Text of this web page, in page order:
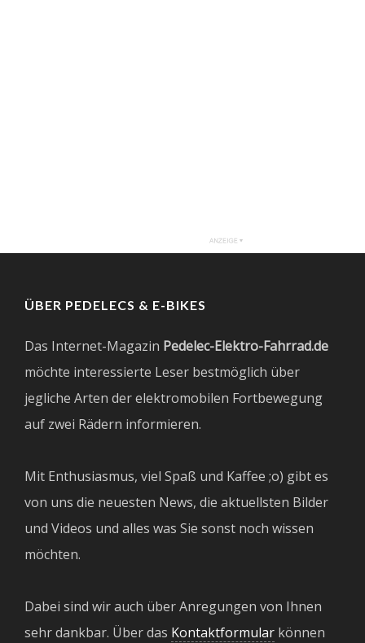
ÜBER PEDELECS & E-BIKES
Das Internet-Magazin Pedelec-Elektro-Fahrrad.de
möchte interessierte Leser bestmöglich über
jegliche Arten der elektromobilen Fortbewegung
auf zwei Rädern informieren.
Mit Enthusiasmus, viel Spaß und Kaffee ;o) gibt es
von uns die neuesten News, die aktuellsten Bilder
und Videos und alles was Sie sonst noch wissen
möchten.
Dabei sind wir auch über Anregungen von Ihnen
sehr dankbar. Über das Kontaktformular können